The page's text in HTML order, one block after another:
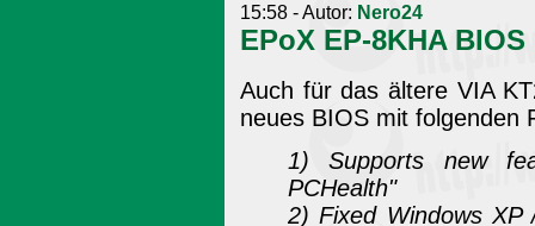
15:58 - Autor: Nero24
EPoX EP-8KHA BIOS
Auch für das ältere VIA
neues BIOS mit folgenden
1) Supports new
PCHealth"
2) Fixed Windows XP